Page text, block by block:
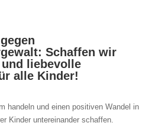
Schaffen wir
liebevolle
alle Kinder!
handeln und einen positiven Wandel in
Kinder untereinander schaffen.